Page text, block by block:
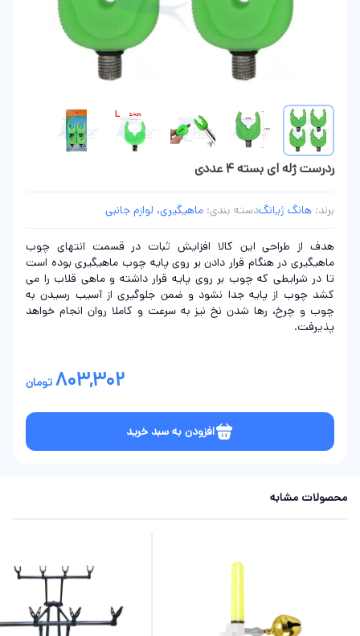
ردرست ژله ای بسته 4 عددی
برند: هانگ ژیانگدسته بندی: ماهیگیری، لوازم جانبی
هدف از طراحی این کالا افزایش ثبات در قسمت انتهای چوب
ماهیگیری در هنگام قرار دادن بر روی پایه چوب ماهیگیری بوده است
تا در شرایطی که چوب بر روی پایه قرار داشته و ماهی قلاب را می
کشد چوب از پایه جدا نشود و ضمن جلوگیری از آسیب رسیدن به
چوب و چرخ، رها شدن نخ نیز به سرعت و کاملا روان انجام خواهد
پذیرفت.
803,302 تومان
افزودن به سبد خرید
محصولات مشابه